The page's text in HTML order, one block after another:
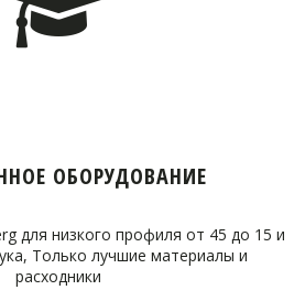
ОБОРУДОВАНИЕ
для низкого профиля от 45 до 15 и
Только лучшие материалы и
расходники